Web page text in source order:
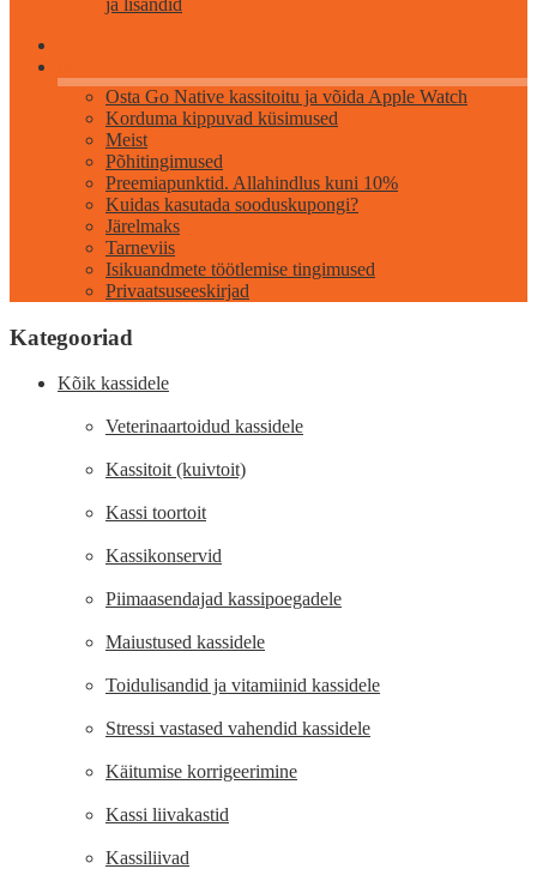
ja lisandid
Osta Go Native kassitoitu ja võida Apple Watch
Korduma kippuvad küsimused
Meist
Põhitingimused
Preemiapunktid. Allahindlus kuni 10%
Kuidas kasutada sooduskupongi?
Järelmaks
Tarneviis
Isikuandmete töötlemise tingimused
Privaatsuseeskirjad
Kategooriad
Kõik kassidele
Veterinaartoidud kassidele
Kassitoit (kuivtoit)
Kassi toortoit
Kassikonservid
Piimaasendajad kassipoegadele
Maiustused kassidele
Toidulisandid ja vitamiinid kassidele
Stressi vastased vahendid kassidele
Käitumise korrigeerimine
Kassi liivakastid
Kassiliivad